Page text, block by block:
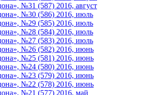
№31 (587) 2016, август
№30 (586) 2016, июль
№29 (585) 2016, июль
№28 (584) 2016, июль
№27 (583) 2016, июль
№26 (582) 2016, июнь
№25 (581) 2016, июнь
№24 (580) 2016, июнь
№23 (579) 2016, июнь
№22 (578) 2016, июнь
№21 (577) 2016, май